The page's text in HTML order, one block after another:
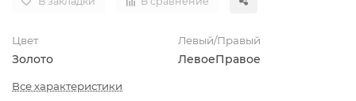
Цвет
Золото
Левый/Правый
ЛевоеПравое
Все характеристики